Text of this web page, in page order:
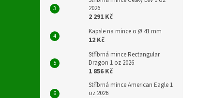
2026
2 291 Kč
Kapsle na mince o Ø 41 mm
12 Kč
Stříbrná mince Rectangular
Dragon 1 oz 2026
1 856 Kč
Stříbrná mince American Eagle 1
oz 2026